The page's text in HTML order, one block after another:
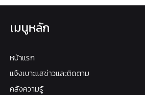
เมนูหลัก
หน้าแรก
แจ้งเบาะแสข่าวและติดตาม
คลังความรู้